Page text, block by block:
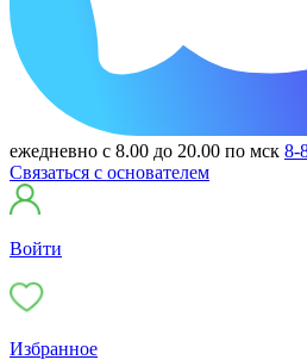
ежедневно с 8.00 до 20.00 по мск 8-
Связаться с основателем
Войти
Избранное